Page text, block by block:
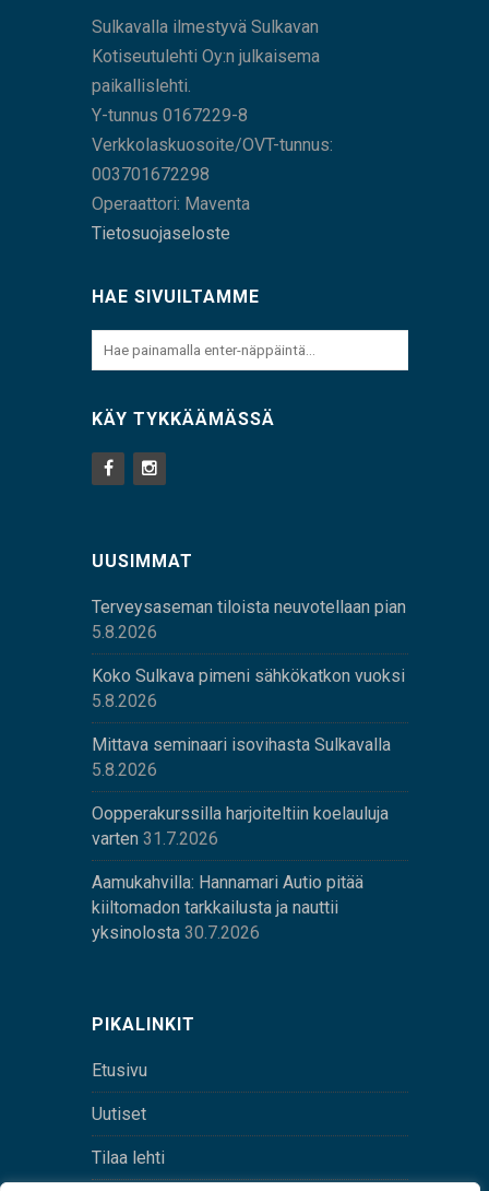
Sulkavalla ilmestyvä Sulkavan
Kotiseutulehti Oy:n julkaisema
paikallislehti.
Y-tunnus 0167229-8
Verkkolaskuosoite/OVT-tunnus:
003701672298
Operaattori: Maventa
Tietosuojaseloste
HAE SIVUILTAMME
KÄY TYKKÄÄMÄSSÄ
UUSIMMAT
Terveysaseman tiloista neuvotellaan pian
5.8.2026
Koko Sulkava pimeni sähkökatkon vuoksi
5.8.2026
Mittava seminaari isovihasta Sulkavalla
5.8.2026
Oopperakurssilla harjoiteltiin koelauluja
varten 31.7.2026
Aamukahvilla: Hannamari Autio pitää
kiiltomadon tarkkailusta ja nauttii
yksinolosta 30.7.2026
PIKALINKIT
Etusivu
Uutiset
Tilaa lehti